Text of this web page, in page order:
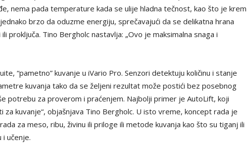
nema pada temperature kada se ulije hladna tečnost, kao što je krem
brzo da oduzme energiju, sprečavajući da se delikatna hrana
proključa. Tino Bergholc nastavlja: ​​„Ovo je maksimalna snaga i
“pametno” kuvanje u iVario Pro. Senzori detektuju količinu i stanje
kuvanja tako da se željeni rezultat može postići bez posebnog
potrebu za proverom i praćenjem. Najbolji primer je AutoLift, koji
za kuvanje“, objašnjava Tino Bergholc. U isto vreme, koncept rada je
za meso, ribu, živinu ili priloge ili metode kuvanja kao što su tiganj ili
učenje.